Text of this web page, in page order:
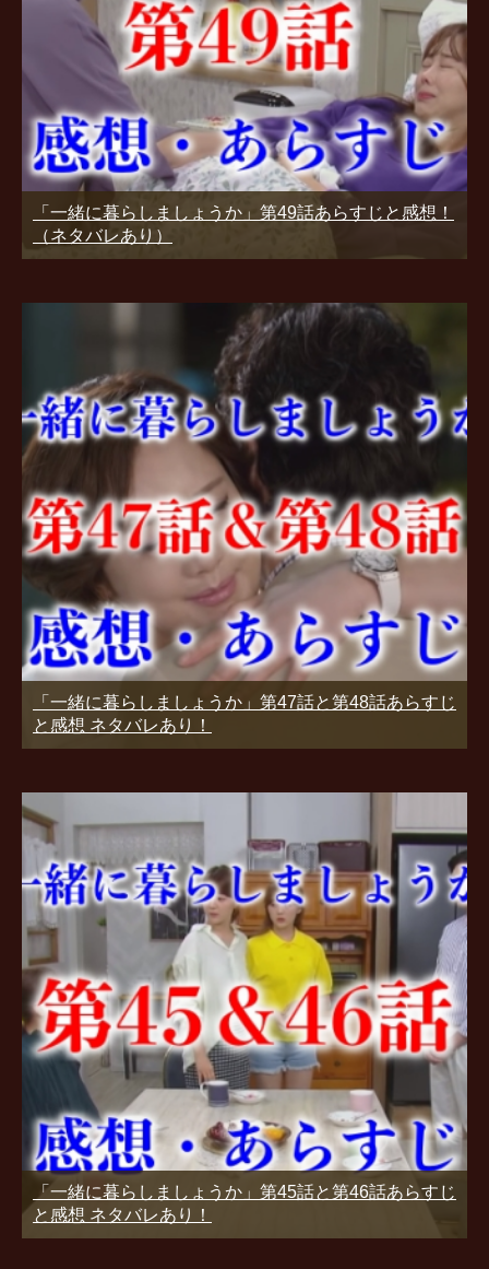
「一緒に暮らしましょうか」第49話あらすじと感想！
（ネタバレあり）
「一緒に暮らしましょうか」第47話と第48話あらすじ
と感想 ネタバレあり！
「一緒に暮らしましょうか」第45話と第46話あらすじ
と感想 ネタバレあり！